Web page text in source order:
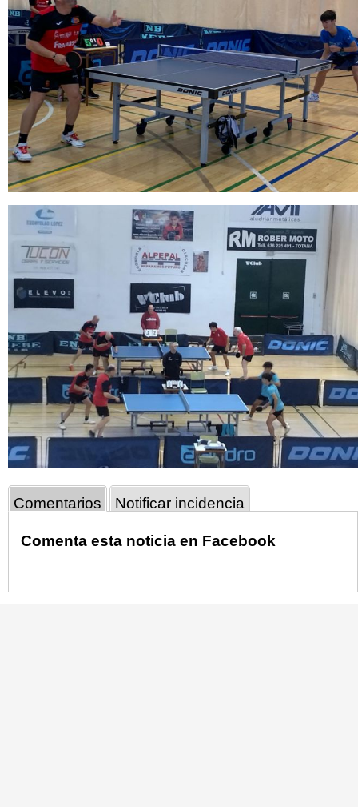
Comentarios Notificar incidencia
Comenta esta noticia en Facebook